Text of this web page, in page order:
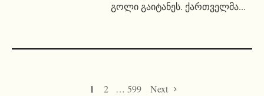
გოლი გაიტანეს. ქართველმა...
1 2 … 599 Next